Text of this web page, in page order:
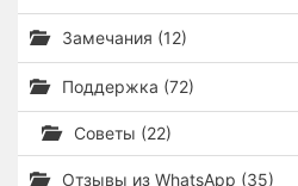
Замечания (12)
Поддержка (72)
Советы (22)
Отзывы из WhatsApp (35)